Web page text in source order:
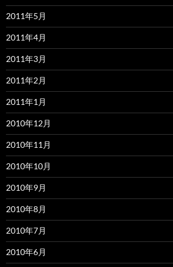
2011年5月
2011年4月
2011年3月
2011年2月
2011年1月
2010年12月
2010年11月
2010年10月
2010年9月
2010年8月
2010年7月
2010年6月